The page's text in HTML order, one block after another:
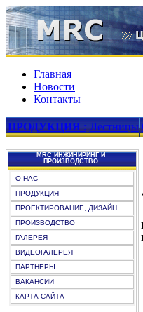
Главная
Новости
Контакты
ПРОДУКЦИЯ: Лестницы
MRC ИНЖИНИРИНГ И
ПРОИЗВОДСТВО
О НАС
ПРОДУКЦИЯ
ПРОЕКТИРОВАНИЕ, ДИЗАЙН
ПРОИЗВОДСТВО
ГАЛЕРЕЯ
ВИДЕОГАЛЕРЕЯ
ПАРТНЕРЫ
ВАКАНСИИ
КАРТА САЙТА